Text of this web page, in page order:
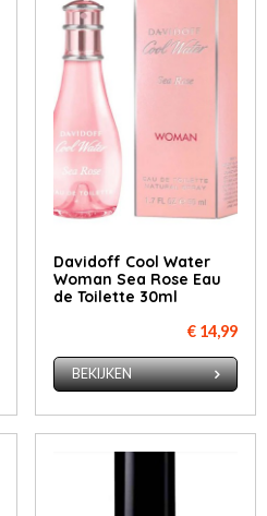
Davidoff Cool Water
Woman Sea Rose Eau
de Toilette 30ml
€ 14,99
BEKIJKEN